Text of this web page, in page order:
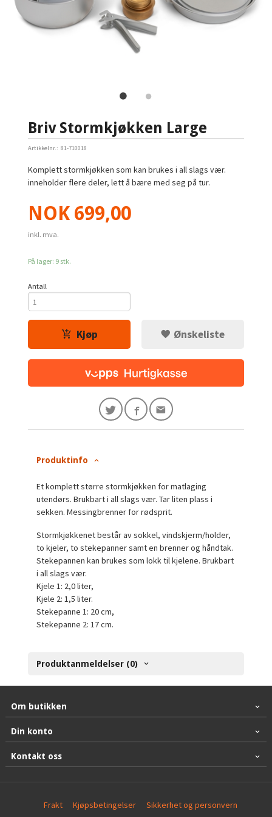
Briv Stormkjøkken Large
Artikkelnr.: 81-710018
Komplett stormkjøkken som kan brukes i all slags vær.
inneholder flere deler, lett å bære med seg på tur.
Pris
NOK 699,00
inkl. mva.
På lager: 9 stk.
Antall
Kjøp Ønskeliste
Produktinfo
Et komplett større stormkjøkken for matlaging
utendørs. Brukbart i all slags vær. Tar liten plass i
sekken. Messingbrenner for rødsprit.
Stormkjøkkenet består av sokkel, vindskjerm/holder,
to kjeler, to stekepanner samt en brenner og håndtak.
Stekepannen kan brukes som lokk til kjelene. Brukbart
i all slags vær.
Kjele 1: 2,0 liter,
Kjele 2: 1,5 liter.
Stekepanne 1: 20 cm,
Stekepanne 2: 17 cm.
Produktanmeldelser (0)
Om butikken
Din konto
Kontakt oss
Frakt Kjøpsbetingelser Sikkerhet og personvern